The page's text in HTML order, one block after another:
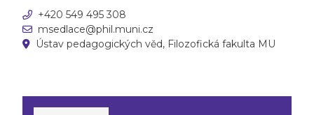
+420 549 495 308
msedlace@phil.muni.cz
Ústav pedagogických věd, Filozofická fakulta MU